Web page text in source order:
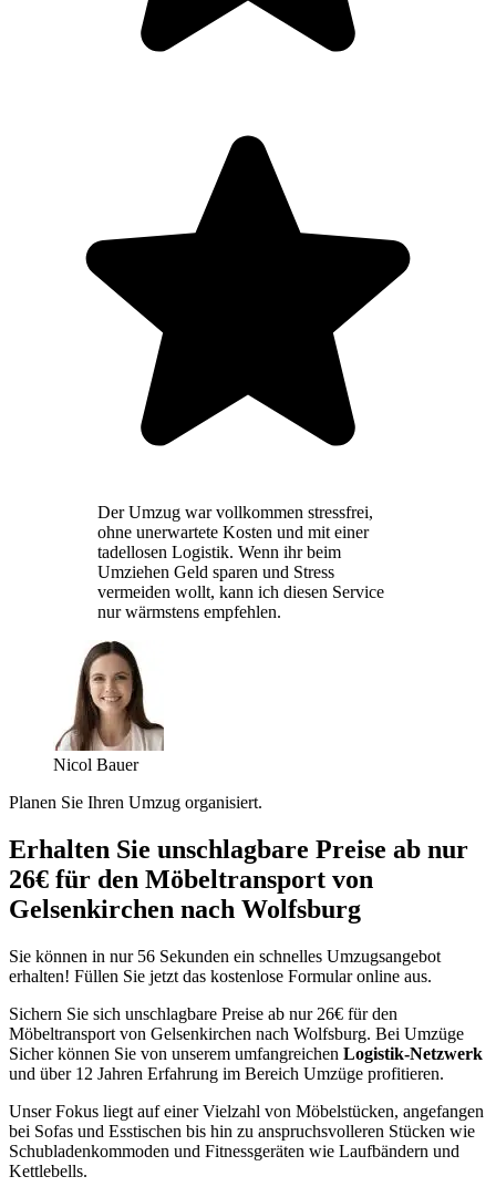
Der Umzug war vollkommen stressfrei,
ohne unerwartete Kosten und mit einer
tadellosen Logistik. Wenn ihr beim
Umziehen Geld sparen und Stress
vermeiden wollt, kann ich diesen Service
nur wärmstens empfehlen.
Nicol Bauer
Planen Sie Ihren Umzug organisiert.
Erhalten Sie unschlagbare Preise ab nur
26€ für den Möbeltransport von
Gelsenkirchen nach Wolfsburg
Sie können in nur 56 Sekunden ein schnelles Umzugsangebot
erhalten! Füllen Sie jetzt das kostenlose Formular online aus.
Sichern Sie sich unschlagbare Preise ab nur 26€ für den
Möbeltransport von Gelsenkirchen nach Wolfsburg. Bei Umzüge
Sicher können Sie von unserem umfangreichen Logistik-Netzwerk
und über 12 Jahren Erfahrung im Bereich Umzüge profitieren.
Unser Fokus liegt auf einer Vielzahl von Möbelstücken, angefangen
bei Sofas und Esstischen bis hin zu anspruchsvolleren Stücken wie
Schubladenkommoden und Fitnessgeräten wie Laufbändern und
Kettlebells.